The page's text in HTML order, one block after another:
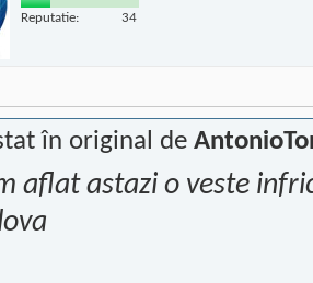
Reputatie: 34
în original de
aflat astazi o veste